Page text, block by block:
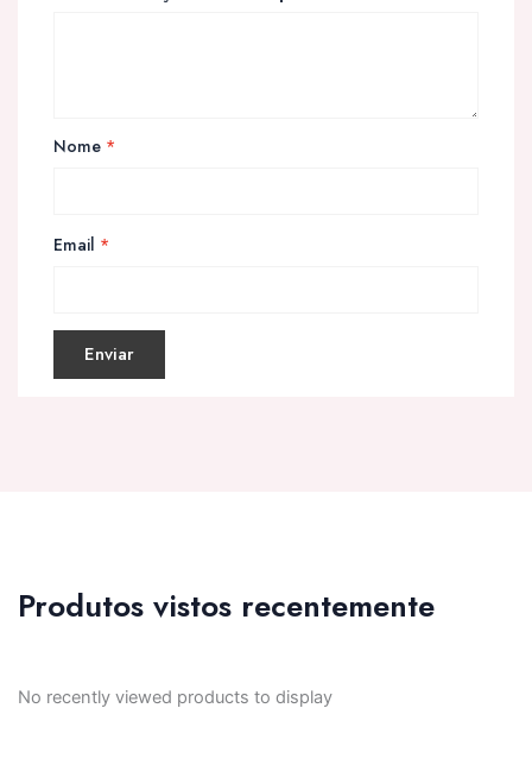
Nome *
Email *
Produtos vistos recentemente
No recently viewed products to display